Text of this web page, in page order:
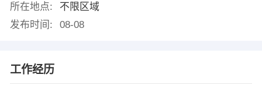
所在地点:
不限区域
发布时间:
08-08
工作经历